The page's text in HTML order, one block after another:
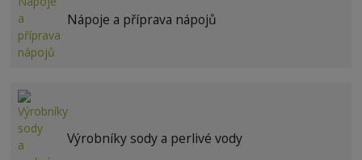
Nápoje a příprava nápojů
Výrobníky sody a perlivé vody